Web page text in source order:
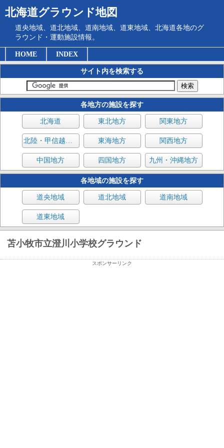
北海道グラウンド地図
道央地域、道北地域、道南地域、道東地域、北海道各地のグ
ラウンド・運動施設情報。
HOME INDEX
サイト内を検索する
各地方の施設を探す
北海道 東北地方 関東地方
北陸・甲信越地方 東海地方 関西地方
中国地方 四国地方 九州・沖縄地方
各地域の施設を探す
道央地域 道北地域 道南地域
道東地域
苫小牧市立澄川小学校グラウンド
スポンサーリンク